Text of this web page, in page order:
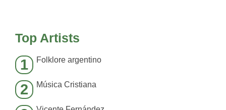
Top Artists
1 Folklore argentino
2 Música Cristiana